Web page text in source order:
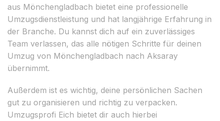
aus Mönchengladbach bietet eine professionelle
Umzugsdienstleistung und hat langjährige Erfahrung in
der Branche. Du kannst dich auf ein zuverlässiges
Team verlassen, das alle nötigen Schritte für deinen
Umzug von Mönchengladbach nach Aksaray
übernimmt.
Außerdem ist es wichtig, deine persönlichen Sachen
gut zu organisieren und richtig zu verpacken.
Umzugsprofi Eich bietet dir auch hierbei